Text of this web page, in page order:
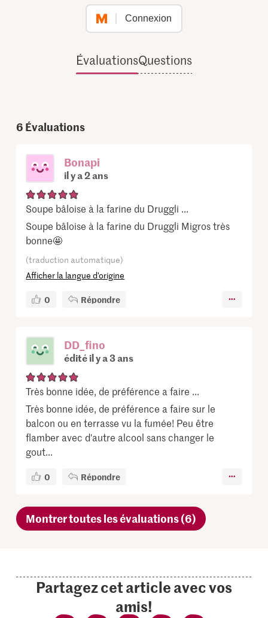
Connexion
ÉvaluationsQuestions
6 Évaluations
Bonapi
il y a 2 ans
Soupe bâloise à la farine du Druggli ...
Soupe bâloise à la farine du Druggli Migros très
bonne🤩
(traduction automatique)
Afficher la langue d’origine
0 Répondre
DD_fino
édité il y a 3 ans
Très bonne idée, de préférence a faire ...
Très bonne idée, de préférence a faire sur le
balcon ou en terrasse vu la fumée! Peu être
flamber avec d'autre alcool sans changer le
gout...
0 Répondre
Montrer toutes les évaluations (6)
Partagez cet article avec vos
amis!